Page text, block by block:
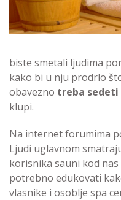
biste smetali ljudima
kako bi u nju prodrlo
obavezno treba sedeti
klupi.
Na internet forumima
Ljudi uglavnom
korisnika sauni kod
potrebno edukovati
vlasnike i osoblje spa